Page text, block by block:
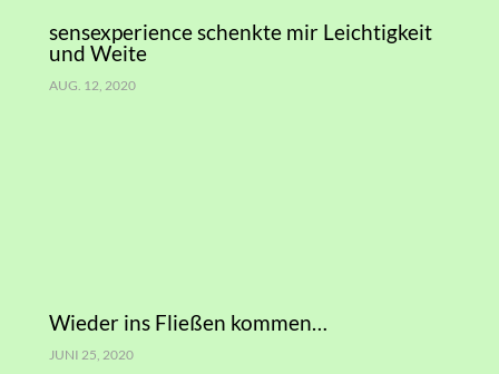
sensexperience schenkte mir Leichtigkeit
und Weite
AUG. 12, 2020
Wieder ins Fließen kommen…
JUNI 25, 2020